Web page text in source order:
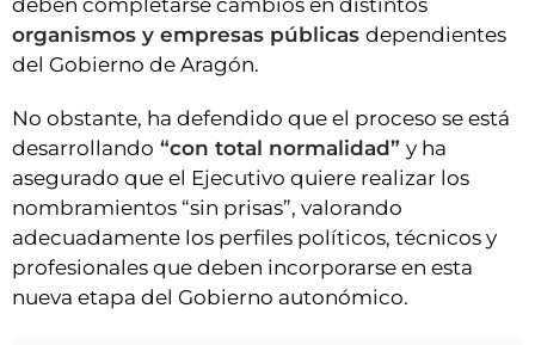
organismos y empresas públicas dependientes
del Gobierno de Aragón.
No obstante, ha defendido que el proceso se está
desarrollando “con total normalidad” y ha
asegurado que el Ejecutivo quiere realizar los
nombramientos “sin prisas”, valorando
adecuadamente los perfiles políticos, técnicos y
profesionales que deben incorporarse en esta
nueva etapa del Gobierno autonómico.